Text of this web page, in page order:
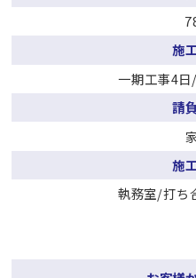
施
一期工事4
請
施
執務室/打ち